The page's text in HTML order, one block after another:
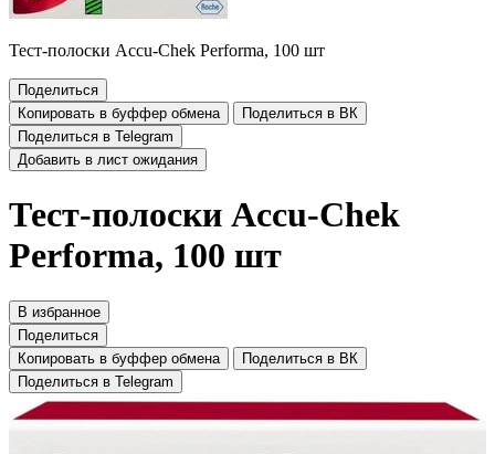
Тест-полоски Accu-Chek Performa, 100 шт
Поделиться
Копировать в буффер обмена
Поделиться в ВК
Поделиться в Telegram
Добавить в лист ожидания
Тест-полоски Accu-Chek
Performa, 100 шт
В избранное
Поделиться
Копировать в буффер обмена
Поделиться в ВК
Поделиться в Telegram